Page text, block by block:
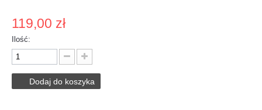
119,00 zł
Ilość:
Dodaj do koszyka